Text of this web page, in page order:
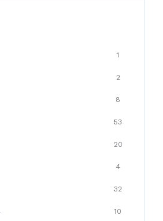
1
2
8
53
20
4
32
10